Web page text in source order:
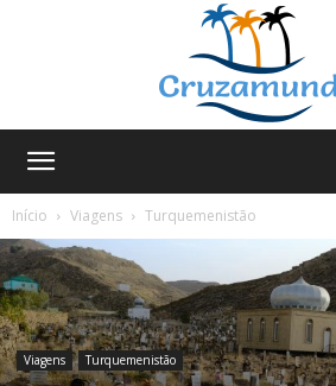
Início
Viagens Turquemenistão
Viagens Turquemenistão